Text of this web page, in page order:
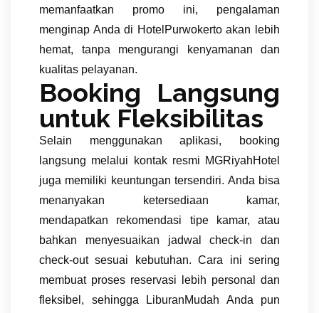
memanfaatkan promo ini, pengalaman
menginap Anda di HotelPurwokerto akan lebih
hemat, tanpa mengurangi kenyamanan dan
kualitas pelayanan.
Booking Langsung
untuk Fleksibilitas
Selain menggunakan aplikasi, booking
langsung melalui kontak resmi MGRiyahHotel
juga memiliki keuntungan tersendiri. Anda bisa
menanyakan ketersediaan kamar,
mendapatkan rekomendasi tipe kamar, atau
bahkan menyesuaikan jadwal check-in dan
check-out sesuai kebutuhan. Cara ini sering
membuat proses reservasi lebih personal dan
fleksibel, sehingga LiburanMudah Anda pun